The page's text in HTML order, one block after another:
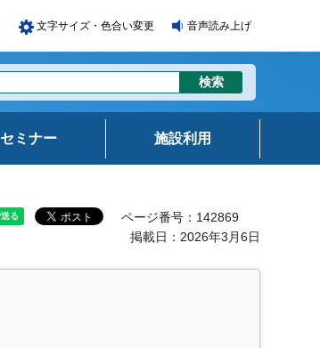
文字サイズ・色合い変更 音声読み上げ
セミナー 施設利用
ページ番号：142869
掲載日：2026年3月6日